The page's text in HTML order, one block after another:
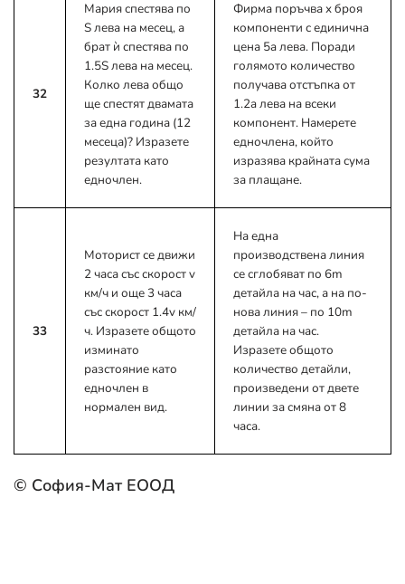
32
Мария спестява по
S лева на месец, а
брат ѝ спестява по
1.5S лева на месец.
Колко лева общо
ще спестят двамата
за една година (12
месеца)? Изразете
резултата като
едночлен.
Фирма поръчва x броя
компоненти с единична
цена 5a лева. Поради
голямото количество
получава отстъпка от
1.2a лева на всеки
компонент. Намерете
едночлена, който
изразява крайната сума
за плащане.
33
Моторист се движи
2 часа със скорост v
км/ч и още 3 часа
със скорост 1.4v км/
ч. Изразете общото
изминато
разстояние като
едночлен в
нормален вид.
На една
производствена линия
се сглобяват по 6m
детайла на час, а на по-
нова линия – по 10m
детайла на час.
Изразете общото
количество детайли,
произведени от двете
линии за смяна от 8
часа.
© София-Мат ЕООД